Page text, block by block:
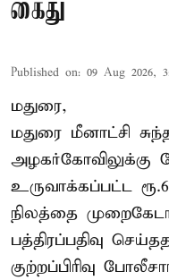
கைது
Published on: 09 Aug 2026,
மதுரை,
மதுரை மீனாட்சி
உருவாக்கப்பட்ட
நிலத்தை
பத்திரப்பதிவு
குற்றப்பிரிவு